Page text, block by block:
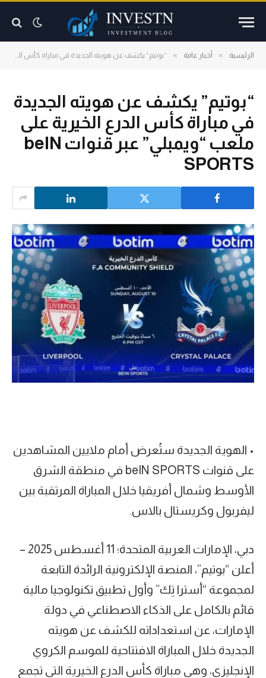
الرئيسية » أخبار عامة » “بوتيم” يكشف عن هويته الجديدة في مباراة كأس الدرع الخيرية على ملعب “ويمبلي” عبر قنوات beIN SPORTS
“بوتيم” يكشف عن هويته الجديدة
في مباراة كأس الدرع الخيرية على
ملعب “ويمبلي” عبر قنوات beIN
SPORTS
• الهوية الجديدة ستُعرض أمام ملايين المشاهدين
على قنوات beIN SPORTS في منطقة الشرق
الأوسط وشمال أفريقيا خلال المباراة المرتقبة بين
ليفربول وكريستال بالاس.
دبي، الإمارات العربية المتحدة؛ 11 أغسطس 2025 –
أعلن “بوتيم”، المنصة الإلكترونية الرائدة التابعة
لمجموعة “أسترا تِك” وأول تطبيق تكنولوجيا مالية
قائم بالكامل على الذكاء الاصطناعي في دولة
الإمارات، عن استعداداته للكشف عن هويته
الجديدة خلال المباراة الافتتاحية للموسم الكروي
الإنجليزي، وهي مباراة كأس الدرع الخيرية التي تجمع